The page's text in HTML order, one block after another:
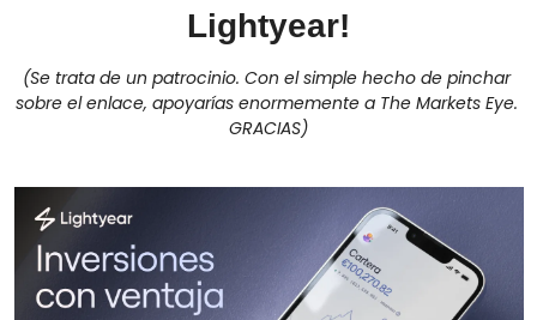
Lightyear!
(Se trata de un patrocinio. Con el simple hecho de pinchar
sobre el enlace, apoyarías enormemente a The Markets Eye.
GRACIAS)